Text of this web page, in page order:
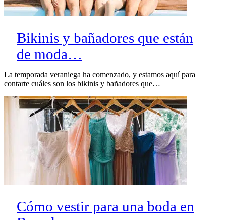
Bikinis y bañadores que están
de moda…
La temporada veraniega ha comenzado, y estamos aquí para
contarte cuáles son los bikinis y bañadores que…
Cómo vestir para una boda en